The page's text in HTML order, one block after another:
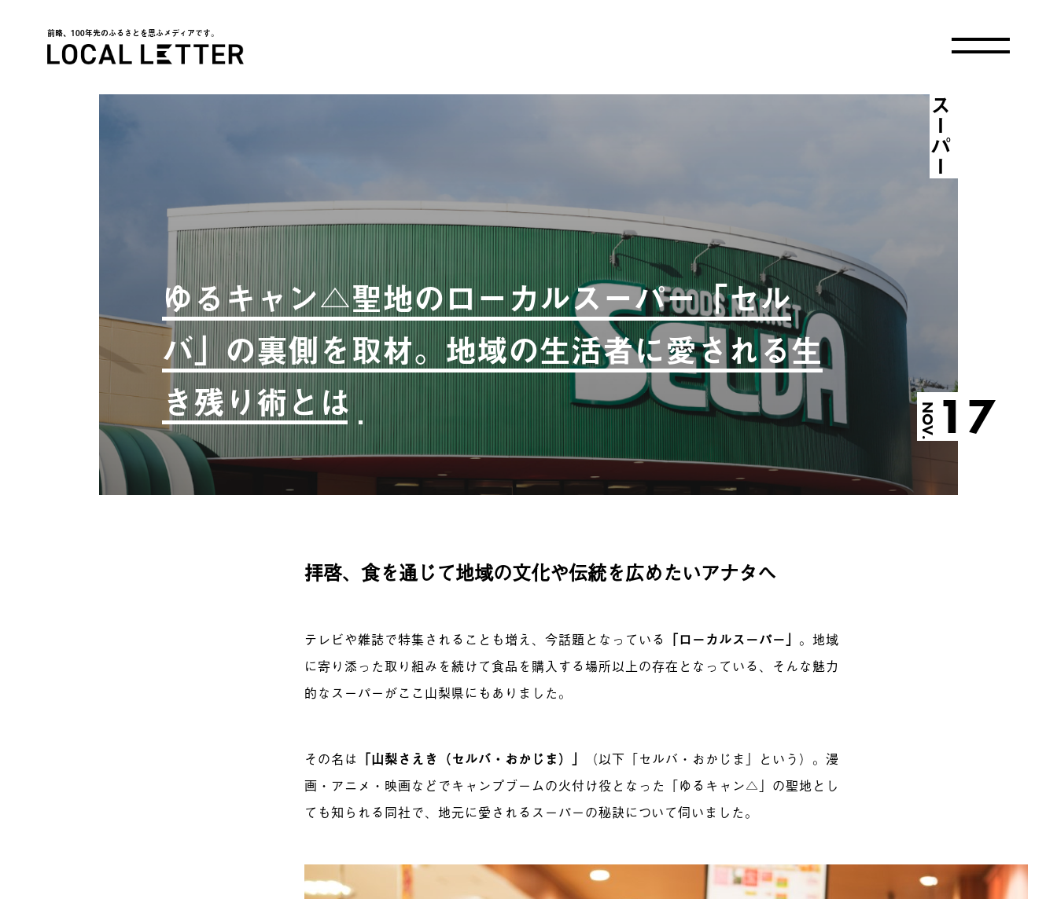
前略、100年先のふるさとを思ふメディアです。
ゆるキャン△聖地のローカルスーパー「セル
バ」の裏側を取材。地域の生活者に愛される生
き残り術とは
NOV. 17
スーパー
拝啓、食を通じて地域の文化や伝統を広めたいアナタへ
テレビや雑誌で特集されることも増え、今話題となっている 「ローカルスーパー」 。地域
に寄り添った取り組みを続けて食品を購入する場所以上の存在となっている、そんな魅力
的なスーパーがここ山梨県にもありました。
その名は 「山梨さえき（セルバ・おかじま）」
（以下「セルバ・おかじま」という）。漫
画・アニメ・映画などでキャンプブームの火付け役となった「ゆるキャン△」の聖地とし
ても知られる同社で、地元に愛されるスーパーの秘訣について伺いました。